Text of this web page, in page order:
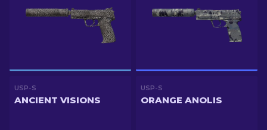
USP-S
ANCIENT VISIONS
USP-S
ORANGE ANOLIS